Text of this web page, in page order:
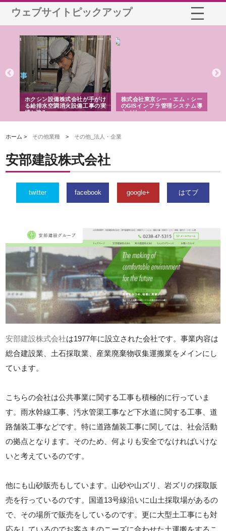
ウェブサイトピックアップ
ホクシン設備株式会社が手がけ
る給排水空調消火設備工事の実
績と強み
株式会社東京シー・エム・シー
のGISインフラ管理システム導
入メリット
ホーム > その他業種 > その他_法人・企業
安部建設株式会社
twitter facebook google+ はてブ
安部建設株式会社は1977年に設立された会社です。事業内容は
総合建設業、土石採取業、産業廃棄物収集運搬業をメインにし
ています。
こちらの会社は公共事業に関する工事も積極的に行っていま
す。雨水幹線工事、汚水管渠工事など下水道に関する工事、道
路舗装工事などです。特に道路舗装工事に関しては、社会活動
の拠点となります。そのため、何よりも安全でなければいけな
いと考えているのです。
他にも山砂販売もしています。山砂や山ズリ、岩ズリの採取販
売を行っているのです。国道13号線沿いに山土採取場があるの
で、その場所で販売をしているのです。更に大型土工事にも対